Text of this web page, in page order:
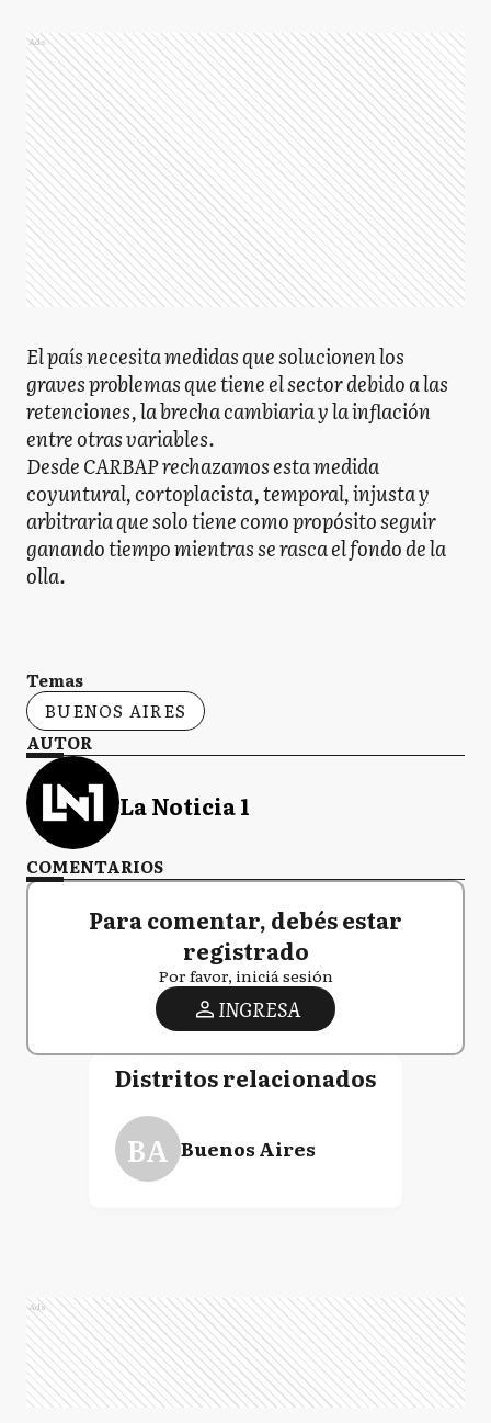
Ads
El país necesita medidas que solucionen los
graves problemas que tiene el sector debido a las
retenciones, la brecha cambiaria y la inflación
entre otras variables.
Desde CARBAP rechazamos esta medida
coyuntural, cortoplacista, temporal, injusta y
arbitraria que solo tiene como propósito seguir
ganando tiempo mientras se rasca el fondo de la
olla.
Temas
BUENOS AIRES
AUTOR
La Noticia 1
COMENTARIOS
Para comentar, debés estar
registrado
Por favor, iniciá sesión
INGRESA
Distritos relacionados
BA Buenos Aires
Ads